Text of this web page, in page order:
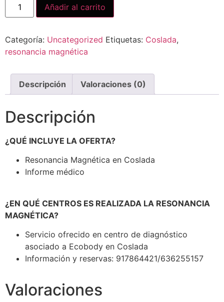
Añadir al carrito
Categoría: Uncategorized Etiquetas: Coslada,
resonancia magnética
Descripción Valoraciones (0)
Descripción
¿QUÉ INCLUYE LA OFERTA?
Resonancia Magnética en Coslada
Informe médico
¿EN QUÉ CENTROS ES REALIZADA LA RESONANCIA
MAGNÉTICA?
Servicio ofrecido en centro de diagnóstico
asociado a Ecobody en Coslada
Información y reservas: 917864421/636255157
Valoraciones